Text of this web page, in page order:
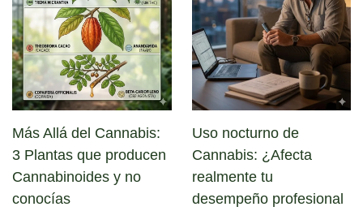
Más Allá del Cannabis:
3 Plantas que producen
Cannabinoides y no
conocías
Uso nocturno de
Cannabis: ¿Afecta
realmente tu
desempeño profesional